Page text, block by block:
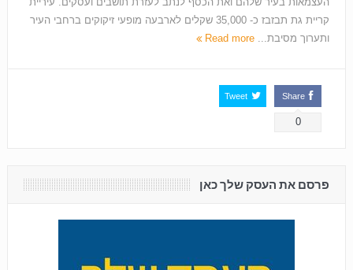
קריית גת תבזבז כ- 35,000 שקלים לארבעה מופעי זיקוקים ברחבי העיר
ותערוך מסיבת... Read more
Share
0
Tweet
פרסם את העסק שלך כאן